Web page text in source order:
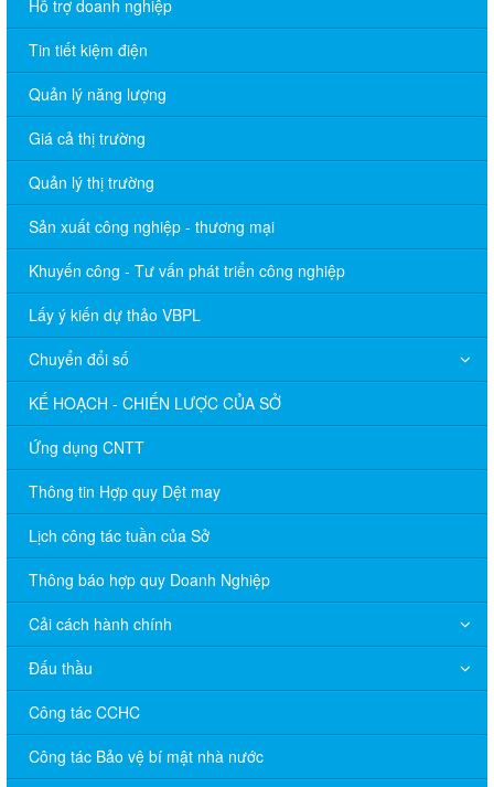
Hỗ trợ doanh nghiệp
Tin tiết kiệm điện
Quản lý năng lượng
Giá cả thị trường
Quản lý thị trường
Sản xuất công nghiệp - thương mại
Khuyến công - Tư vấn phát triển công nghiệp
Lấy ý kiến dự thảo VBPL
Chuyển đổi số
KẾ HOẠCH - CHIẾN LƯỢC CỦA SỞ
Ứng dụng CNTT
Thông tin Hợp quy Dệt may
Lịch công tác tuần của Sở
Thông báo hợp quy Doanh Nghiệp
Cải cách hành chính
Đấu thầu
Công tác CCHC
Công tác Bảo vệ bí mật nhà nước